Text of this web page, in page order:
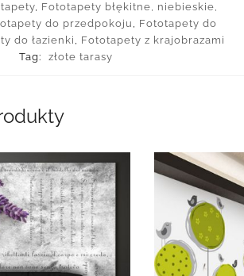
, Fototapety błękitne, niebieskie,
do przedpokoju , Fototapety do
do łazienki , Fototapety z krajobrazami
Tag:
złote tarasy